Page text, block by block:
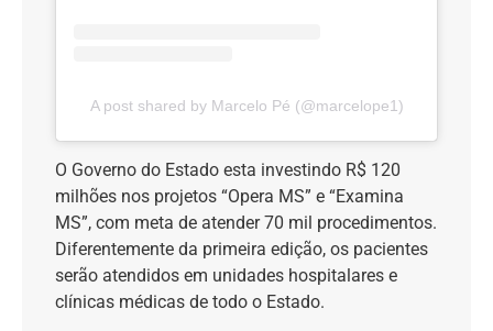
A post shared by Marcelo Pé (@marcelope1)
O Governo do Estado esta investindo R$ 120
milhões nos projetos “Opera MS” e “Examina
MS”, com meta de atender 70 mil procedimentos.
Diferentemente da primeira edição, os pacientes
serão atendidos em unidades hospitalares e
clínicas médicas de todo o Estado.